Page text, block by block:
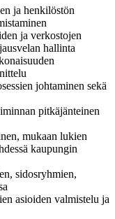
ja henkilöstön
ja verkostojen
hallinta
johtaminen sekä
pitkäjänteinen
mukaan lukien
kaupungin
sidosryhmien,
asioiden valmistelu ja